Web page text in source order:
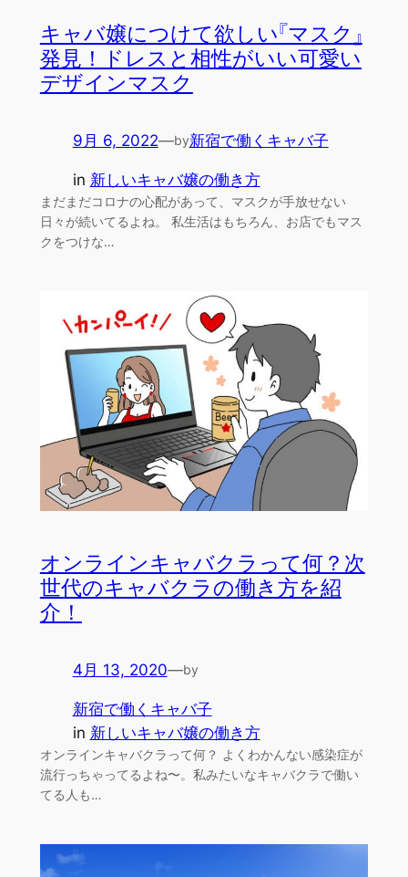
キャバ嬢につけて欲しい『マスク』
発見！ドレスと相性がいい可愛い
デザインマスク
9月 6, 2022—by新宿で働くキャバ子
in 新しいキャバ嬢の働き方
まだまだコロナの心配があって、マスクが手放せない
日々が続いてるよね。 私生活はもちろん、お店でもマス
クをつけな…
オンラインキャバクラって何？次
世代のキャバクラの働き方を紹
介！
4月 13, 2020—by
新宿で働くキャバ子
in 新しいキャバ嬢の働き方
オンラインキャバクラって何？ よくわかんない感染症が
流行っちゃってるよね〜。私みたいなキャバクラで働い
てる人も…